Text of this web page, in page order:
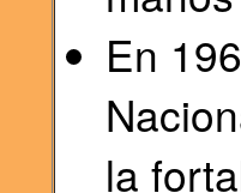
En
la